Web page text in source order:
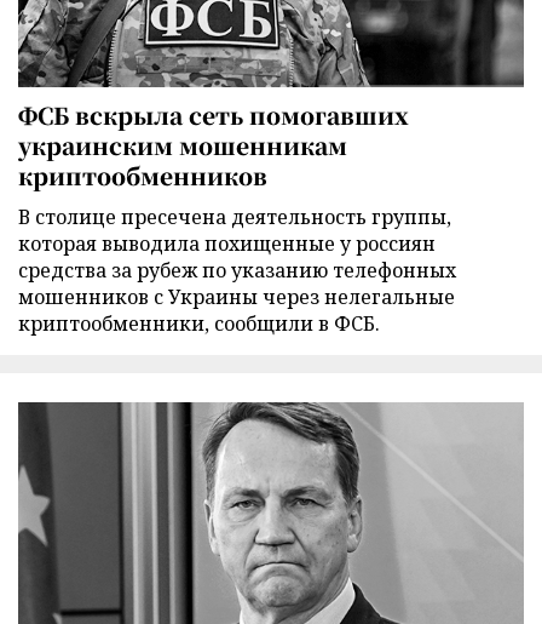
ФСБ вскрыла сеть помогавших
украинским мошенникам
криптообменников
В столице пресечена деятельность группы,
которая выводила похищенные у россиян
средства за рубеж по указанию телефонных
мошенников с Украины через нелегальные
криптообменники, сообщили в ФСБ.